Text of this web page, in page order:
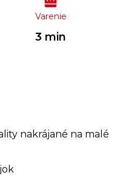
Varenie
3 min
nakrájané na malé